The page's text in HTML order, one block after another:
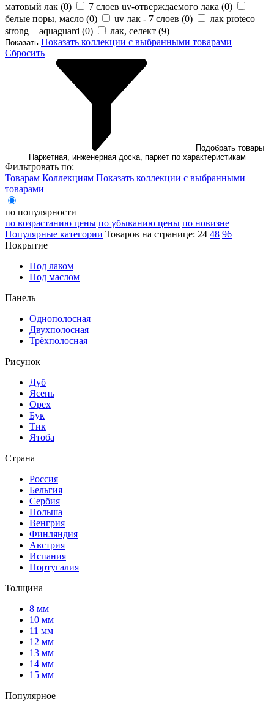
матовый лак (0) 7 слоев uv-отверждаемого лака (0)
белые поры, масло (0) uv лак - 7 слоев (0)
лак proteco
strong + aquaguard (0) лак, селект (9)
Показать Показать коллекции с выбранными товарами
Сбросить
Паркетная, инженерная доска, паркет по характеристикам
Фильтровать по:
Товарам Коллекциям Показать коллекции с выбранными
товарами
по популярности
по возрастанию цены по убыванию цены по новизне
Популярные категории Товаров на странице: 24 48 96
Покрытие
Под лаком
Под маслом
Панель
Однополосная
Двухполосная
Трёхполосная
Рисунок
Дуб
Ясень
Орех
Бук
Тик
Ятоба
Страна
Россия
Бельгия
Сербия
Польша
Венгрия
Финляндия
Австрия
Испания
Португалия
Толщина
8 мм
10 мм
11 мм
12 мм
13 мм
14 мм
15 мм
Популярное